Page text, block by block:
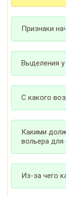
Признаки
Выделения
С какого
Какими
вольера для
Из-за чего